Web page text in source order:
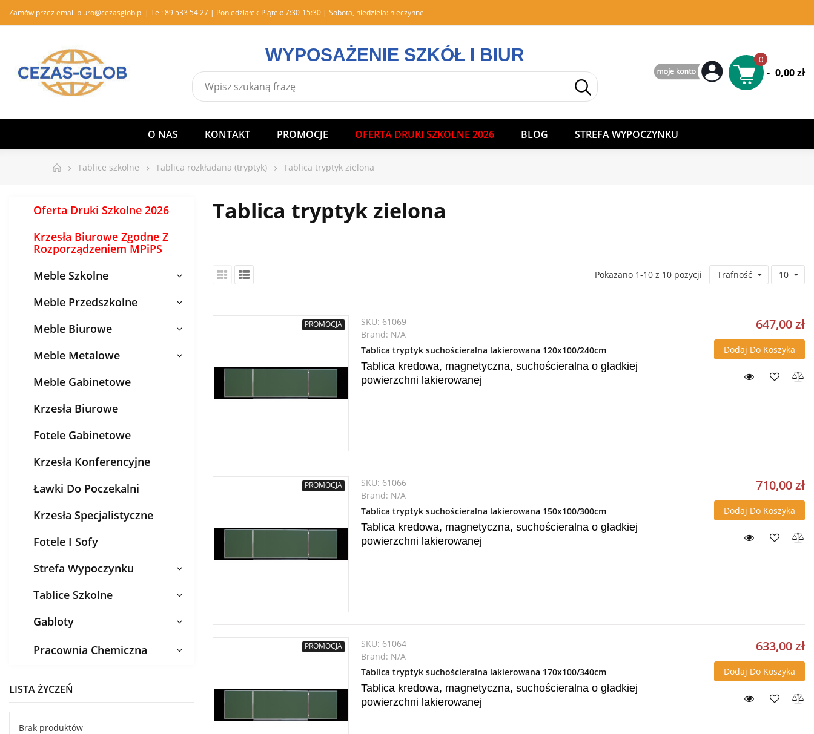
Zamów przez email biuro@cezasglob.pl | Tel:89 533 54 27 | Poniedziałek-Piątek: 7:30-15:30 | Sobota, niedziela: nieczynne
WYPOSAŻENIE SZKÓŁ I BIUR 0
- 0,00 zł
O NAS KONTAKT PROMOCJE OFERTA DRUKI SZKOLNE 2026 BLOG STREFA WYPOCZYNKU
Tablice szkolne Tablica rozkładana (tryptyk) Tablica tryptyk zielona
Tablica tryptyk zielona
Trafność 10
Pokazano 1-10 z 10 pozycji
PROMOCJA SKU: 61069
Brand: N/A
Tablica tryptyk suchościeralna lakierowana 120x100/240cm
Tablica kredowa, magnetyczna, suchościeralna o gładkiej
powierzchni lakierowanej
647,00 zł
Dodaj Do Koszyka
PROMOCJA SKU: 61066
Brand: N/A
Tablica tryptyk suchościeralna lakierowana 150x100/300cm
Tablica kredowa, magnetyczna, suchościeralna o gładkiej
powierzchni lakierowanej
710,00 zł
Dodaj Do Koszyka
PROMOCJA SKU: 61064
Brand: N/A
Tablica tryptyk suchościeralna lakierowana 170x100/340cm
Tablica kredowa, magnetyczna, suchościeralna o gładkiej
powierzchni lakierowanej
633,00 zł
Dodaj Do Koszyka
Oferta Druki Szkolne 2026
Krzesła Biurowe Zgodne Z
Rozporządzeniem MPiPS
Meble Szkolne
Meble Przedszkolne
Meble Biurowe
Meble Metalowe
Meble Gabinetowe
Krzesła Biurowe
Fotele Gabinetowe
Krzesła Konferencyjne
Ławki Do Poczekalni
Krzesła Specjalistyczne
Fotele I Sofy
Strefa Wypoczynku
Tablice Szkolne
Gabloty
Pracownia Chemiczna
LISTA ŻYCZEŃ
Brak produktów